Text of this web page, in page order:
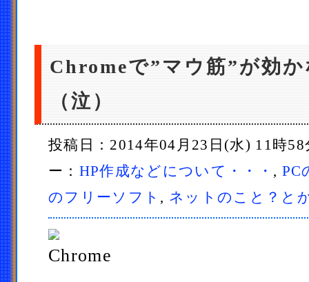
Chromeで”マウ筋”が効
（泣）
投稿日：2014年04月23日(水) 11時
ー： HP作成などについて・・・ , PC
のフリーソフト , ネットのこと？と